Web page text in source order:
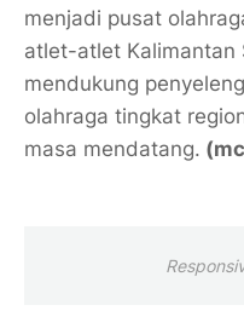
menjadi pusat
atlet-atlet Kalimantan
mendukung
olahraga tingkat
masa mendatang.